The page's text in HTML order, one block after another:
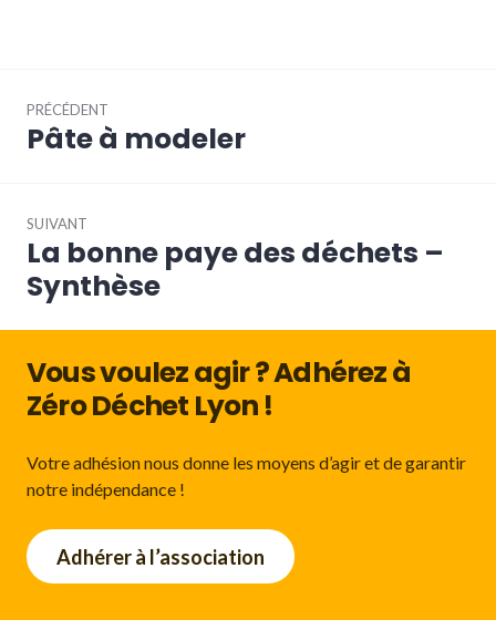
dePRÉCÉDENT
Article
Pâte à modeler
SUIVANT
Article
Suivant:
La bonne paye des déchets –
Synthèse
Vous voulez agir ? Adhérez à
Zéro Déchet Lyon !
Votre adhésion nous donne les moyens d’agir et de garantir
notre indépendance !
Adhérer à l’association